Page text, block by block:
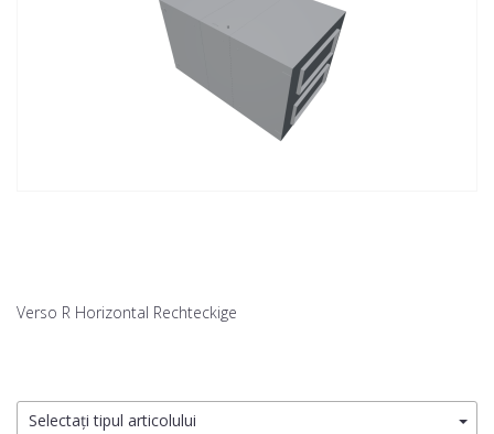
Verso R Horizontal Rechteckige
Selectați tipul articolului